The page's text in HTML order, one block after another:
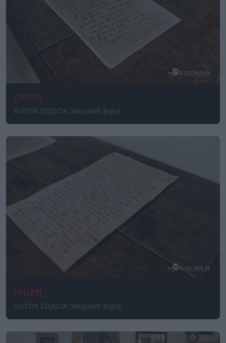
[10/21]
AUTOR ZDJĘCIA: Wojciech Bigus
[11/21]
AUTOR ZDJĘCIA: Wojciech Bigus